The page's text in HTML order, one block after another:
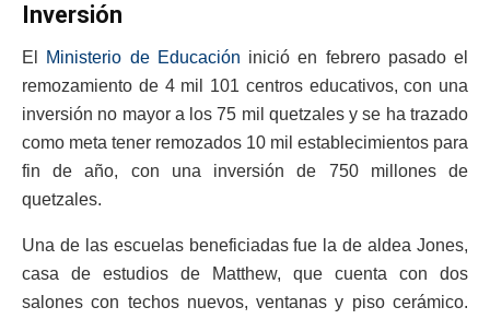
Inversión
El Ministerio de Educación inició en febrero pasado el
remozamiento de 4 mil 101 centros educativos, con una
inversión no mayor a los 75 mil quetzales y se ha trazado
como meta tener remozados 10 mil establecimientos para
fin de año, con una inversión de 750 millones de
quetzales.
Una de las escuelas beneficiadas fue la de aldea Jones,
casa de estudios de Matthew, que cuenta con dos
salones con techos nuevos, ventanas y piso cerámico.